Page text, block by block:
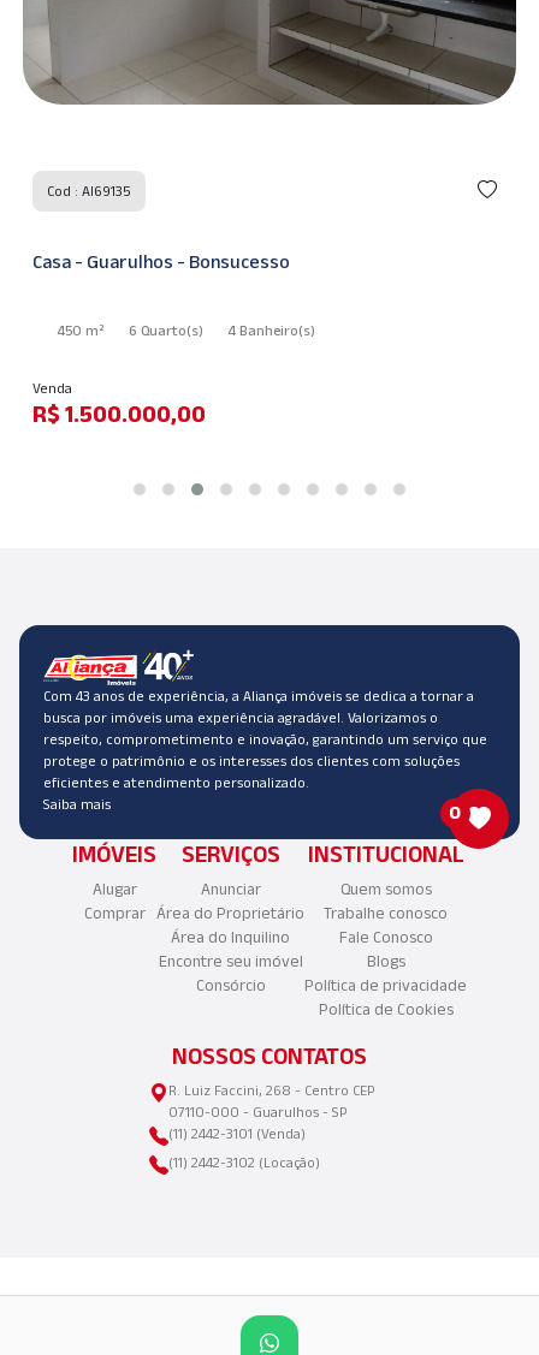
Cod : AI69135
Casa - Guarulhos - Bonsucesso
450 m² 6 Quarto(s) 4 Banheiro(s)
Venda
R$ 1.500.000,00
Com 43 anos de experiência, a Aliança imóveis se dedica a tornar a
busca por imóveis uma experiência agradável. Valorizamos o
respeito, comprometimento e inovação, garantindo um serviço que
protege o patrimônio e os interesses dos clientes com soluções
eficientes e atendimento personalizado.
Saiba mais
IMÓVEIS
Alugar
Comprar
SERVIÇOS
Anunciar
Área do Proprietário
Área do Inquilino
Encontre seu imóvel
Consórcio
INSTITUCIONAL
Quem somos
Trabalhe conosco
Fale Conosco
Blogs
Política de privacidade
Política de Cookies
NOSSOS CONTATOS
R. Luiz Faccini, 268 - Centro CEP
07110-000 - Guarulhos - SP
(11) 2442-3101 (Venda)
(11) 2442-3102 (Locação)
©2025 Copyright - Aliança Imóveis LTDA | CNPJ:
0